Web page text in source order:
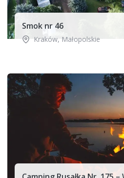
Smok nr 46
Kraków, Małopolskie